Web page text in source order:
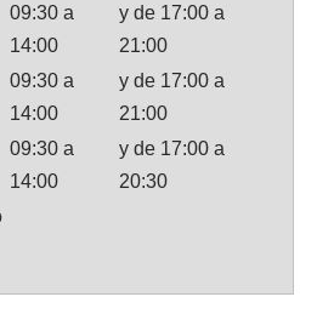
09:30 a
14:00
y de 17:00 a
21:00
09:30 a
14:00
y de 17:00 a
21:00
09:30 a
14:00
y de 17:00 a
20:30